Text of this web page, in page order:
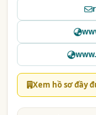
Xem hồ sơ đầy